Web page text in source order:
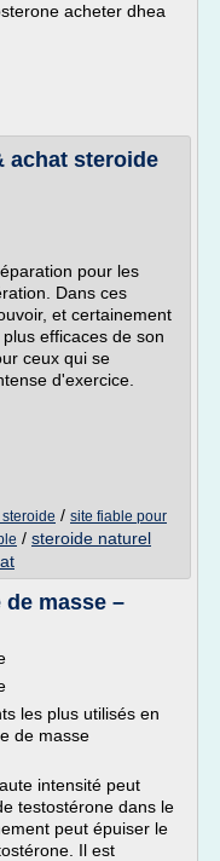
acheter dhea
achat steroide
pour les
Dans ces
et certainement
efficaces de son
ceux qui se
d'exercice.
/ site fiable pour
/ steroide naturel
masse –
les plus utilisés en
de masse
intensité peut
testostérone dans le
peut épuiser le
Il est